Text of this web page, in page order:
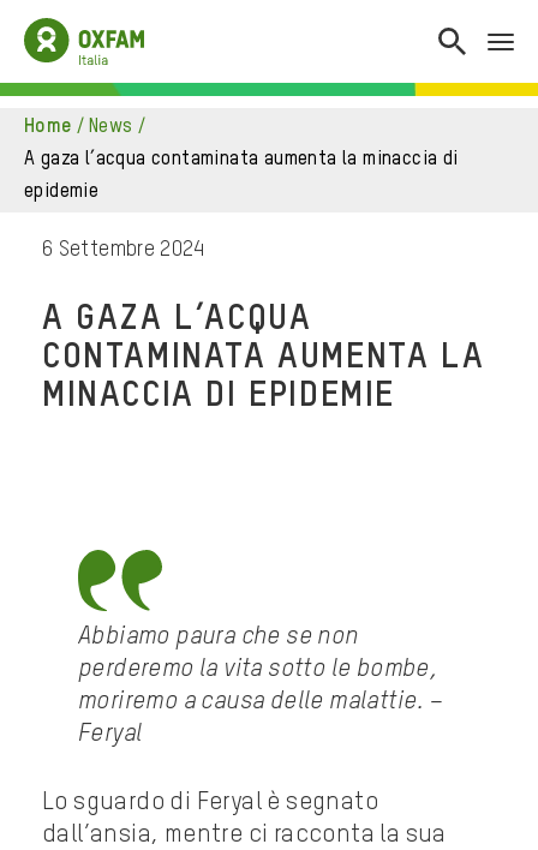
home / news /
a gaza l’acqua contaminata aumenta la minaccia di
epidemie
6 Settembre 2024
A GAZA L’ACQUA
CONTAMINATA AUMENTA LA
MINACCIA DI EPIDEMIE
Abbiamo paura che se non
perderemo la vita sotto le bombe,
moriremo a causa delle malattie. –
Feryal
Lo sguardo di Feryal è segnato
dall’ansia, mentre ci racconta la sua